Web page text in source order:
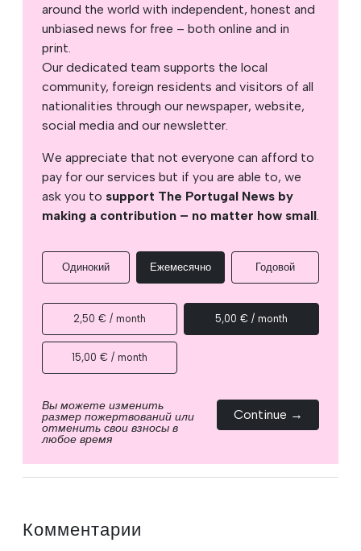
around the world with independent, honest and
unbiased news for free – both online and in
print.
Our dedicated team supports the local
community, foreign residents and visitors of all
nationalities through our newspaper, website,
social media and our newsletter.
We appreciate that not everyone can afford to
pay for our services but if you are able to, we
ask you to support The Portugal News by
making a contribution – no matter how small.
Одинокий Ежемесячно Годовой
2,50 € / month 5,00 € / month
15,00 € / month
Вы можете изменить
размер пожертвований или
отменить свои взносы в
любое время
Continue →
Комментарии